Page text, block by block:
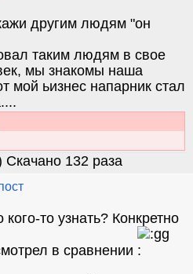
другим людям "он
таким людям в свое
мы знакомы наша
мой ьизнес напарник стал
Скачано 132 раза
то узнать? Конкретно
в сравнении